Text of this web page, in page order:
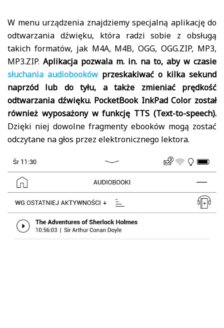
W menu urządzenia znajdziemy specjalną aplikację do
odtwarzania dźwięku, która radzi sobie z obsługą
takich formatów, jak M4A, M4B, OGG, OGG.ZIP, MP3,
MP3.ZIP. Aplikacja pozwala m. in. na to, aby w czasie
słuchania audiobooków przeskakiwać o kilka sekund
naprzód lub do tyłu, a także zmieniać prędkość
odtwarzania dźwięku. PocketBook InkPad Color został
również wyposażony w funkcję TTS (Text-to-speech).
Dzięki niej dowolne fragmenty ebooków mogą zostać
odczytane na głos przez elektronicznego lektora.